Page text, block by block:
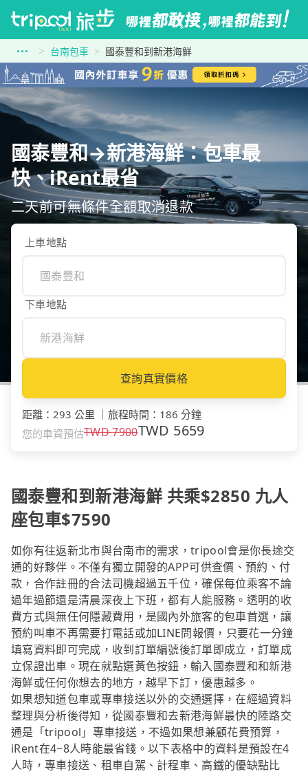
台南包車 國泰豐和到新港海鮮
國泰豐和→新港海鮮：包車最
快、iRent最省
二天前可無條件全額取消退款
上車地點
下車地點
查詢真實價格
距離 ： 293 公里 旅程時間 ： 186 分鐘
您的車資預估TWD7900TWD 5659
國泰豐和到新港海鮮 共乘$2850 九人
座包車$7590
如你有往返新北市與台南市的需求，tripool會是你長途交
通的好夥伴。不僅有獨立開發的APP可供查價、預約、付
款，合作註冊的合法司機超過五千位，確保每位乘客不論
過年過節還是清晨深夜上下班，都有人能服務。透明的收
費方式與無任何隱藏費用，是國內外旅客的包車首選，讓
預約叫車不再需要打電話或加LINE問報價，只要花一分鐘
填寫資料即可完成，收到訂單編號後訂單即成立，訂單成
立保證出車。現在就點選黃色按鈕，輸入國泰豐和和新港
海鮮或任何你想去的地方，越早下訂，優惠越多。
如果想知道包車或專車接送以外的交通選擇，在經過資料
整理與分析後得知，從國泰豐和去新港海鮮最快的陸路交
通是「tripool」專車接送，不過如果想兼顧花費預算，
iRent在4~8人時能最省錢。以下表格中的資料是預設在4
人時，專車接送、租車自駕、計程車、高鐵的優缺點比